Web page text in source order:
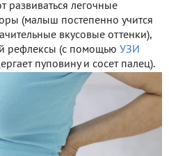
легочные
(малыш постепенно учится
вкусовые оттенки),
рефлексы (с помощью УЗИ
пуповину и сосет палец).